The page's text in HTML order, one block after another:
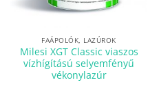
FAÁPOLÓK, LAZÚROK
Milesi XGT Classic viaszos
vízhígítású selyemfényű
vékonylazúr